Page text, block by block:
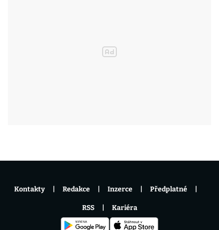
Kontakty Redakce Inzerce Předplatné
RSS Kariéra